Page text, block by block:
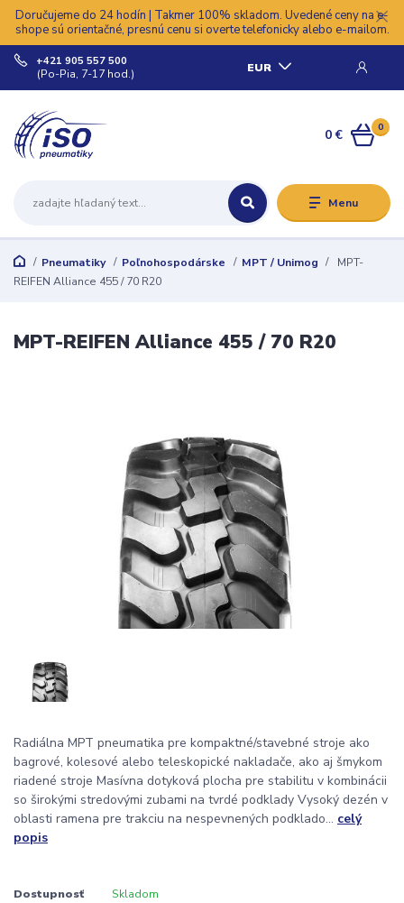
Doručujeme do 24 hodín | Takmer 100% skladom. Uvedené ceny na e-
shope sú orientačné, presnú cenu si overte telefonicky alebo e-mailom.
Menu
EUR
+421 905 557 500
(Po-Pia, 7-17 hod.)
0
0 €
Pneumatiky Poľnohospodárske MPT / Unimog
MPT-
REIFEN Alliance 455 / 70 R20
MPT-REIFEN Alliance 455 / 70 R20
Radiálna MPT pneumatika pre kompaktné/stavebné stroje ako
bagrové, kolesové alebo teleskopické nakladače, ako aj šmykom
riadené stroje Masívna dotyková plocha pre stabilitu v kombinácii
so širokými stredovými zubami na tvrdé podklady Vysoký dezén v
oblasti ramena pre trakciu na nespevnených podklado... celý
popis
Dostupnosť Skladom